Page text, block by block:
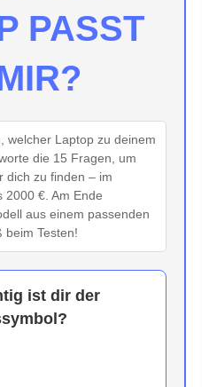
PASST
welcher Laptop zu deinem
die 15 Fragen, um
dich zu finden – im
2000 €. Am Ende
aus einem passenden
beim Testen!
ist dir der